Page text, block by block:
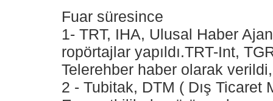
Fuar süresince
1- TRT, IHA, Ulusal Haber
ropörtajlar yapıldı.TRT-Int,
Telerehber haber olarak
2 - Tubitak, DTM ( Dış Ticaret